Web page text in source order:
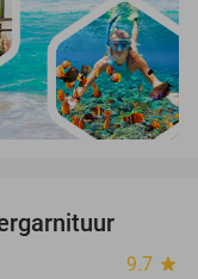
9.7 star